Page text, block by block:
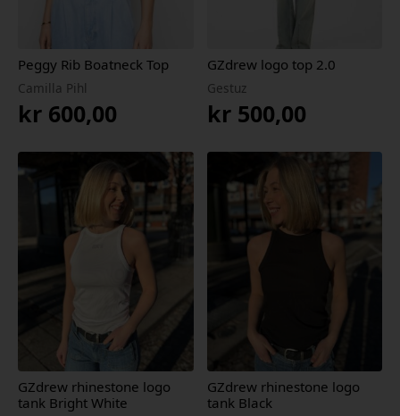
Peggy Rib Boatneck Top
Camilla Pihl
kr 600,00
GZdrew logo top 2.0
Gestuz
kr500,00
GZdrew rhinestone logo
tank Bright White
GZdrew rhinestone logo
tank Black